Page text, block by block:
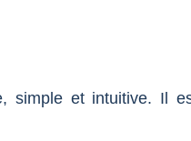
simple et intuitive. Il